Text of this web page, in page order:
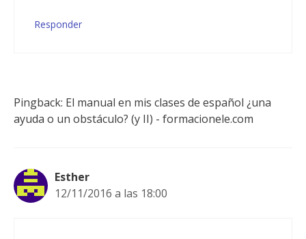
Responder
Pingback: El manual en mis clases de español ¿una
ayuda o un obstáculo? (y II) - formacionele.com
Esther
12/11/2016 a las 18:00